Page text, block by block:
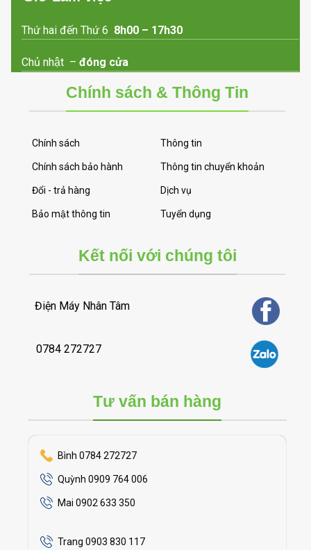
Thứ hai đến Thứ 6 8h00 – 17h30
Chủ nhật –đóng cửa
Chính sách & Thông Tin
Chính sách
Chính sách bảo hành
Đổi - trả hàng
Bảo mật thông tin
Thông tin
Thông tin chuyển khoản
Dịch vụ
Tuyển dụng
Kết nối với chúng tôi
Điện Máy Nhân Tâm
0784 272727
Tư vấn bán hàng
Bình 0784 272727
Quỳnh 0909 764 006
Mai 0902 633 350
Trang 0903 830 117